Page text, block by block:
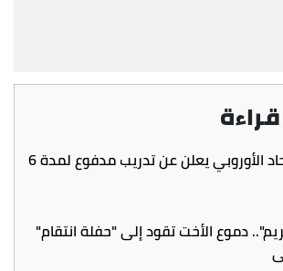
سجل الآن.. الاتحاد الأوروبي يعلن عن تدريب مدفوع لمدة 6
دموع الأخت تقود إلى "حفلة انتقام"